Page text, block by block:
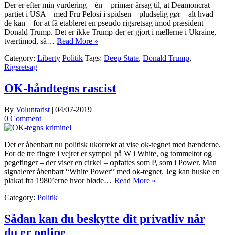
Der er efter min vurdering – én – primær årsag til, at Deamoncrat
partiet i USA – med Fru Pelosi i spidsen – pludselig gør – alt hvad
de kan – for at få etableret en pseudo rigsretsag imod præsident
Donald Trump. Det er ikke Trump der er gjort i nællerne i Ukraine,
tværtimod, så… Read More »
Category: Liberty Politik Tags: Deep State, Donald Trump,
Rigsretsag
OK-håndtegns rascist
By Voluntarist | 04/07-2019
0 Comment
Det er åbenbart nu politisk ukorrekt at vise ok-tegnet med hænderne.
For de tre fingre i vejret er sympol på W i White, og tommeltot og
pegefinger – der viser en cirkel – opfattes som P, som i Power. Man
signalerer åbenbart “White Power” med ok-tegnet. Jeg kan huske en
plakat fra 1980’erne hvor bløde… Read More »
Category: Politik
Sådan kan du beskytte dit privatliv når